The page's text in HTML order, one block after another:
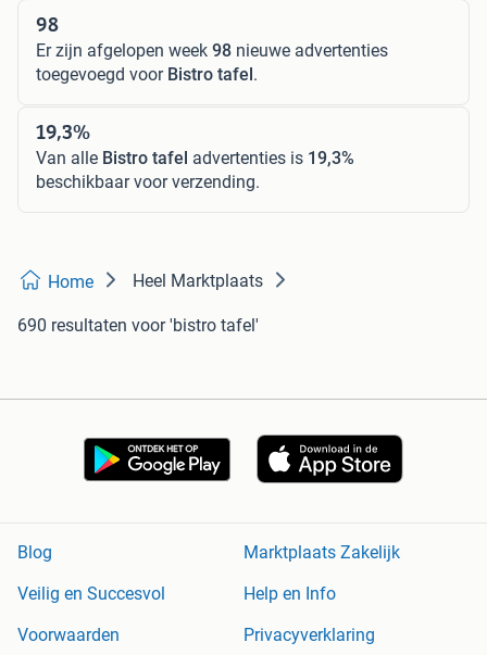
98
Er zijn afgelopen week 98 nieuwe advertenties
toegevoegd voor Bistro tafel.
19,3%
Van alle Bistro tafel advertenties is 19,3%
beschikbaar voor verzending.
Home Heel Marktplaats
690 resultaten voor 'bistro tafel'
Blog
Marktplaats Zakelijk
Veilig en Succesvol
Help en Info
Voorwaarden
Privacyverklaring